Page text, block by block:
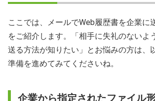
ここでは、メールでWeb履歴書を企業に
をご紹介します。「相手に失礼のないよ
送る方法が知りたい」とお悩みの方は、
準備を進めてみてくださいね。
企業から指定されたファイル